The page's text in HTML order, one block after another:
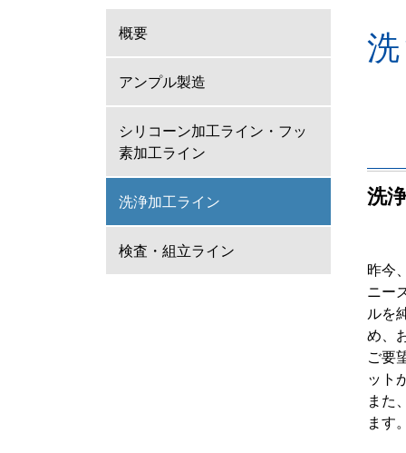
概要
アンプル製造
シリコーン加工ライン・フッ
素加工ライン
洗浄加工ライン
検査・組立ライン
洗
昨今
ニー
ルを
め、
ご要
ット
また
ます